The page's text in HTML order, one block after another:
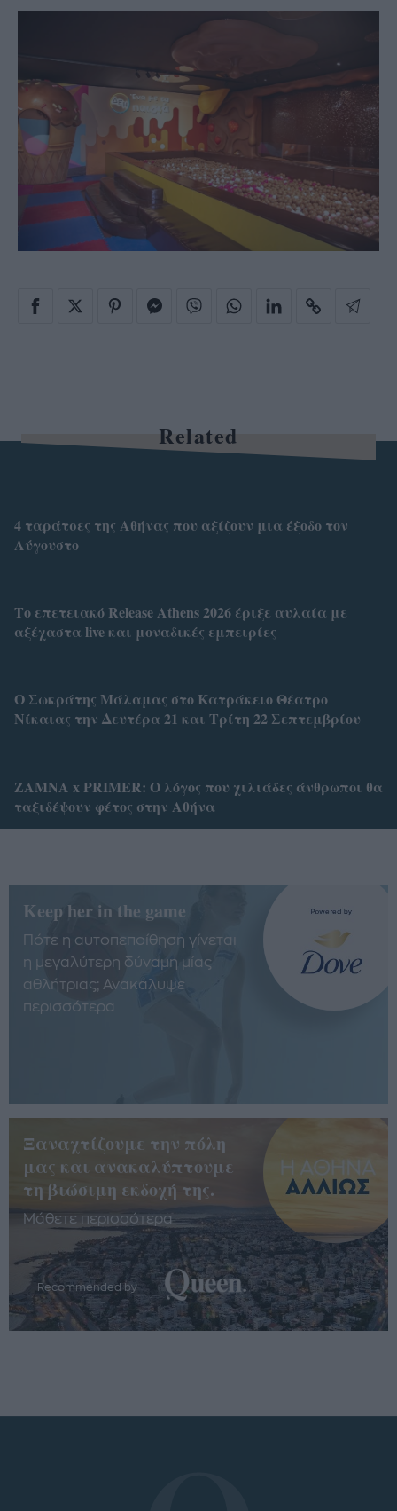
Related
4 ταράτσες της Αθήνας που αξίζουν μια έξοδο τον
Αύγουστο
Το επετειακό Release Athens 2026 έριξε αυλαία με
αξέχαστα live και μοναδικές εμπειρίες
Ο Σωκράτης Μάλαμας στο Κατράκειο Θέατρο
Νίκαιας την Δευτέρα 21 και Τρίτη 22 Σεπτεμβρίου
ZAMNA x PRIMER: Ο λόγος που χιλιάδες άνθρωποι θα
ταξιδέψουν φέτος στην Αθήνα
Keep her in the game
Πότε η αυτοπεποίθηση γίνεται
η μεγαλύτερη δύναμη μίας
αθλήτριας; Ανακάλυψε
περισσότερα
Ξαναχτίζουμε την πόλη
μας και ανακαλύπτουμε
τη βιώσιμη εκδοχή της.
Μάθετε περισσότερα
Recommended by